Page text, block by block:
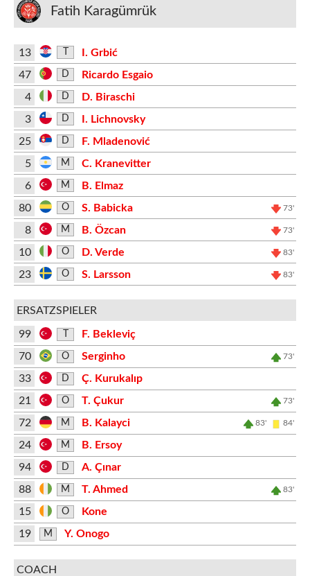
Fatih Karagümrük
13
I. Grbić
47
D
Ricardo Esgaio
4
D
D. Biraschi
3
D
I. Lichnovsky
25
D
F. Mladenović
5
M
C. Kranevitter
6
M
B. Elmaz
80
O S. Babicka 73'
8 M B. Özcan 73'
10 O D. Verde 83'
23 O S. Larsson 83'
ERSATZSPIELER
99
F. Bekleviç
70
O Serginho 73'
33 D
Ç. Kurukalıp
21
O T. Çukur 73'
72 M B. Kalayci 83' 84'
24 M
B. Ersoy
94
D
A. Çınar
88
M T. Ahmed 83'
15 O
Kone
19
M Y. Onogo
COACH